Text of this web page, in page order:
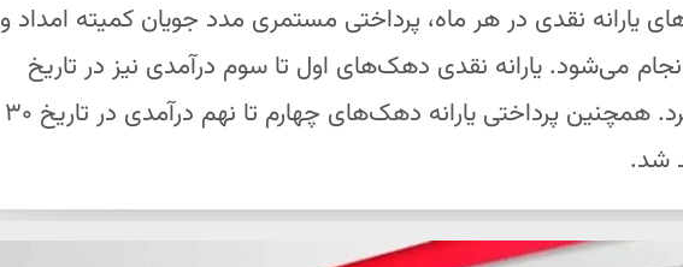
یارانه نقدی در هر ماه، پرداختی مستمری مدد جویان کمیته امداد و
در ۲۰ بهمن انجام می‌شود. یارانه نقدی دهک‌های اول تا سوم درآمدی نیز در تاریخ
۲۵ بهمن صورت می‌گیرد. همچنین پرداختی یارانه دهک‌های چهارم تا نهم درآمدی در تاریخ ۳۰
شد.